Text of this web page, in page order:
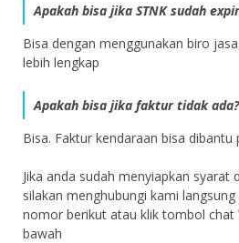
Apakah bisa jika STNK sudah
Bisa dengan menggunakan biro
lebih lengkap
Apakah bisa jika faktur tidak ada?
Bisa. Faktur kendaraan bisa dibantu
Jika anda sudah menyiapkan syarat
silakan menghubungi kami
nomor berikut atau klik tombol chat
bawah